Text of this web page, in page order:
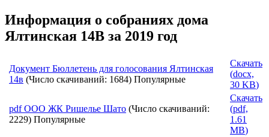
Информация о собраниях дома
Ялтинская 14В за 2019 год
Документ Бюллетень для голосования Ялтинская
14в (Число скачиваний: 1684) Популярные
Скачать
(docx,
30 KB)
pdf ООО ЖК Ришелье Шато (Число скачиваний:
2229) Популярные
Скачать
(pdf,
1.61
MB)